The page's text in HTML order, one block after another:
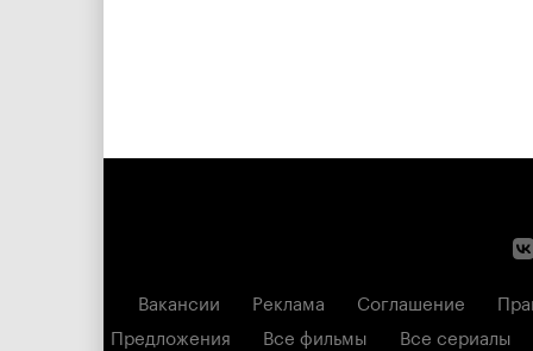
Вакансии Реклама Соглашение
Предложения
Все фильмы
Все сериалы